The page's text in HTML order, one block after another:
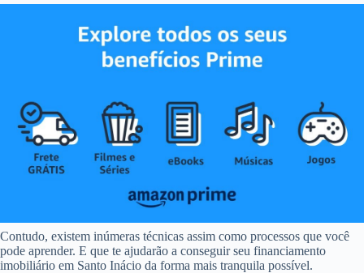
Contudo, existem inúmeras técnicas assim como processos que você
pode aprender. E que te ajudarão a conseguir seu financiamento
imobiliário em Santo Inácio da forma mais tranquila possível.